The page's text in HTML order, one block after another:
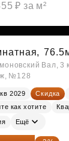
₽ за м²
Вал, 3
№128
2029 Скидка
как хотите
Ещё